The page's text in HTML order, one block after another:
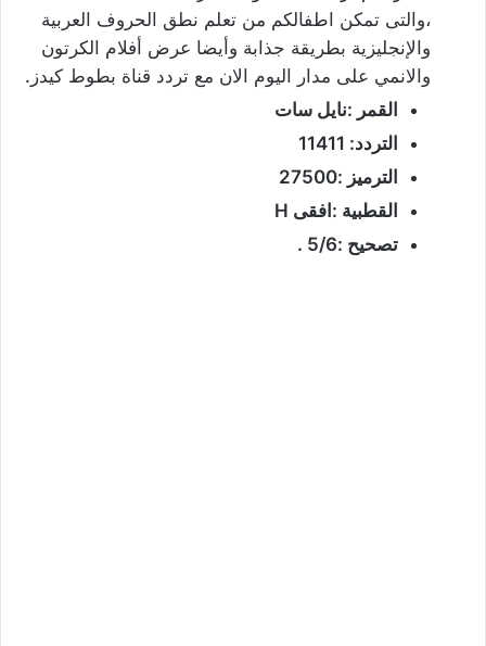
،والتى تمكن اطفالكم من تعلم نطق الحروف العربية
والإنجليزية بطريقة جذابة وأيضا عرض أفلام الكرتون
والانمي على مدار اليوم الان مع تردد قناة بطوط كيدز.
القمر :نايل سات
التردد: 11411
الترميز :27500
القطبية :افقى H
تصحيح :5/6 .